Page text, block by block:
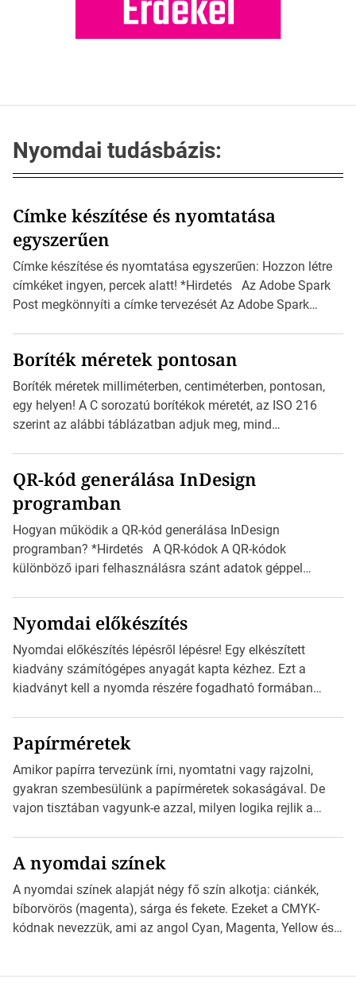
Nyomdai tudásbázis:
Címke készítése és nyomtatása
egyszerűen
Címke készítése és nyomtatása egyszerűen: Hozzon létre
címkéket ingyen, percek alatt! *Hirdetés Az Adobe Spark
Post megkönnyíti a címke tervezését Az Adobe Spark
igazán foroghatnak a kreatív fogaskerekek, miközben
zajlik a saját címke készítése. Hogyan készítsünk címkét?
Válasszon méretet és alakot: Válassza ki a kívánt címke
méretét. Akár néhány […]
Boríték méretek pontosan
Boríték méretek milliméterben, centiméterben, pontosan,
egy helyen! A C sorozatú borítékok méretét, az ISO 216
szerint az alábbi táblázatban adjuk meg, mind
mutatja az A4-es papírlaphoz viszonyítva. Az amerikai és
észak-amerikai boríték méretére az ISO 216 nem
vonatkozik. Boríték méretének táblázata C0-tól […]
QR-kód generálása InDesign
programban
Hogyan működik a QR-kód generálása InDesign
programban? *Hirdetés A QR-kódok A QR-kódok
különböző ipari felhasználásra szánt adatok géppel
okostelefonjára telepíthet egy QR-kód-leolvasó
alkalmazást, ami leolvasni és dekódolni képes az URL-
információt és átirányítja a telefon böngészőjét a cég
weblapjára. A QR-kód beolvasása után a felhasználó
Nyomdai előkészítés
Nyomdai előkészítés lépésről lépésre! Egy elkészített
kiadvány számítógépes anyagát kapta kézhez. Ezt a
kiadványt kell a nyomda részére fogadható formában
Illustratorban készült vektorgrafika. *Hirdetés Minden
esetben konzultáljunk a nyomdával, mielőtt elkezdjük a
nyomdai előkészítést!Nehogy az elkészült munka után
derüljön ki, hogy valamit másképp kellett volna csinálni! […]
Papírméretek
Amikor papírra tervezünk írni, nyomtatni vagy rajzolni,
gyakran szembesülünk a papírméretek sokaságával. De
vajon tisztában vagyunk-e azzal, milyen logika rejlik a
*Hirdetés Ebben a cikkben a papírméretek izgalmas
világába kalauzolunk el téged, hogy jobban megértsd,
milyen szempontok alapján érdemes választanod a
jövőben. Bevezetés a papírméretek világába A […]
A nyomdai színek
A nyomdai színek alapját négy fő szín alkotja: ciánkék,
bíborvörös (magenta), sárga és fekete. Ezeket a CMYK-
kódnak nevezzük, ami az angol Cyan, Magenta, Yellow és